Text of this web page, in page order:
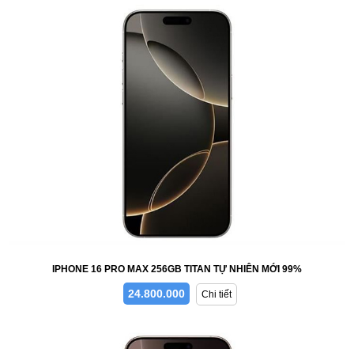
IPHONE 16 PRO MAX 256GB TITAN TỰ NHIÊN MỚI 99%
24.800.000 Chi tiết